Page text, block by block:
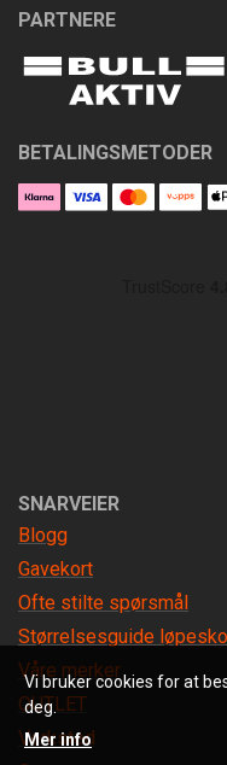
PARTNERE
BETALINGSMETODER
SNARVEIER
Blogg
Gavekort
Ofte stilte spørsmål
Størrelsesguide løpesko
Våre merker
OUTLET
Verksted
Vi bruker cookies for at
deg.
Mer info